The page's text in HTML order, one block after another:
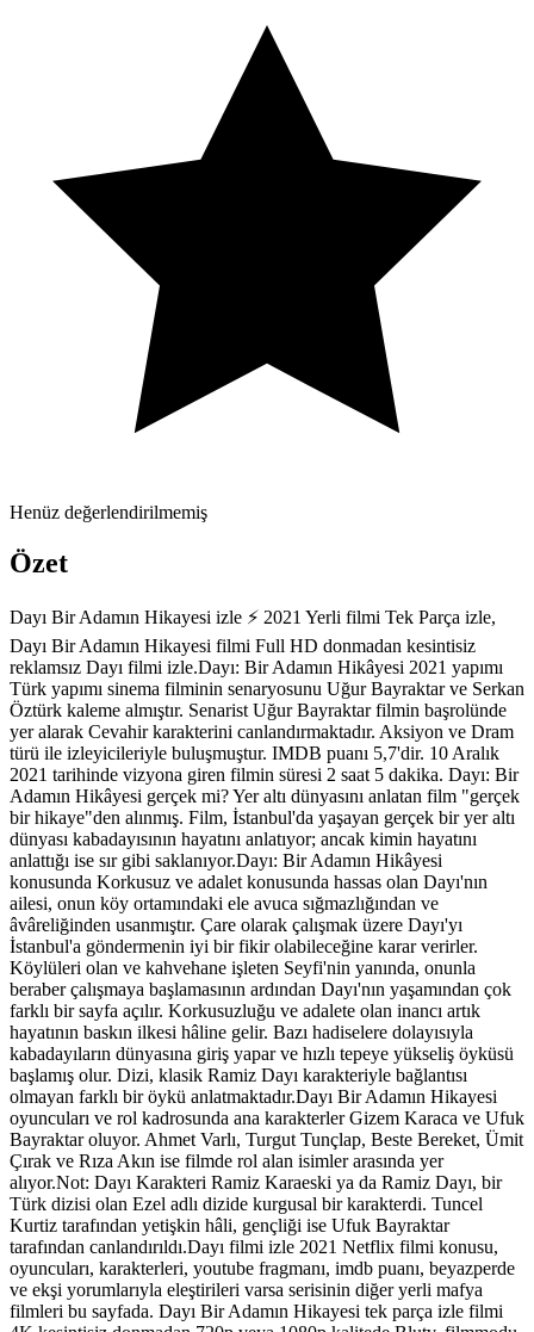
Henüz değerlendirilmemiş
Özet
Dayı Bir Adamın Hikayesi izle ⚡ 2021 Yerli filmi Tek Parça izle,
Dayı Bir Adamın Hikayesi filmi Full HD donmadan kesintisiz
reklamsız Dayı filmi izle.Dayı: Bir Adamın Hikâyesi 2021 yapımı
Türk yapımı sinema filminin senaryosunu Uğur Bayraktar ve Serkan
Öztürk kaleme almıştır. Senarist Uğur Bayraktar filmin başrolünde
yer alarak Cevahir karakterini canlandırmaktadır. Aksiyon ve Dram
türü ile izleyicileriyle buluşmuştur. IMDB puanı 5,7'dir. 10 Aralık
2021 tarihinde vizyona giren filmin süresi 2 saat 5 dakika. Dayı: Bir
Adamın Hikâyesi gerçek mi? Yer altı dünyasını anlatan film "gerçek
bir hikaye"den alınmış. Film, İstanbul'da yaşayan gerçek bir yer altı
dünyası kabadayısının hayatını anlatıyor; ancak kimin hayatını
anlattığı ise sır gibi saklanıyor.Dayı: Bir Adamın Hikâyesi
konusunda Korkusuz ve adalet konusunda hassas olan Dayı'nın
ailesi, onun köy ortamındaki ele avuca sığmazlığından ve
âvâreliğinden usanmıştır. Çare olarak çalışmak üzere Dayı'yı
İstanbul'a göndermenin iyi bir fikir olabileceğine karar verirler.
Köylüleri olan ve kahvehane işleten Seyfi'nin yanında, onunla
beraber çalışmaya başlamasının ardından Dayı'nın yaşamından çok
farklı bir sayfa açılır. Korkusuzluğu ve adalete olan inancı artık
hayatının baskın ilkesi hâline gelir. Bazı hadiselere dolayısıyla
kabadayıların dünyasına giriş yapar ve hızlı tepeye yükseliş öyküsü
başlamış olur. Dizi, klasik Ramiz Dayı karakteriyle bağlantısı
olmayan farklı bir öykü anlatmaktadır.Dayı Bir Adamın Hikayesi
oyuncuları ve rol kadrosunda ana karakterler Gizem Karaca ve Ufuk
Bayraktar oluyor. Ahmet Varlı, Turgut Tunçlap, Beste Bereket, Ümit
Çırak ve Rıza Akın ise filmde rol alan isimler arasında yer
alıyor.Not: Dayı Karakteri Ramiz Karaeski ya da Ramiz Dayı, bir
Türk dizisi olan Ezel adlı dizide kurgusal bir karakterdi. Tuncel
Kurtiz tarafından yetişkin hâli, gençliği ise Ufuk Bayraktar
tarafından canlandırıldı.Dayı filmi izle 2021 Netflix filmi konusu,
oyuncuları, karakterleri, youtube fragmanı, imdb puanı, beyazperde
ve ekşi yorumlarıyla eleştirileri varsa serisinin diğer yerli mafya
filmleri bu sayfada. Dayı Bir Adamın Hikayesi tek parça izle filmi